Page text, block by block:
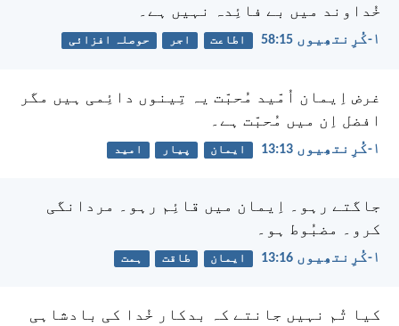
خُداوند میں بے فائِدہ نہیں ہے۔
۱-کُرِنتھِیوں 15:‏58 اطاعت اجر حوصلہ افزائی
غرض اِیمان اُمّید مُحبّت یہ تِینوں دائِمی ہیں مگر
افضل اِن میں مُحبّت ہے۔
۱-کُرِنتھِیوں 13:‏13 ایمان پیار امید
جاگتے رہو۔ اِیمان میں قائِم رہو۔ مردانگی
کرو۔ مضبُوط ہو۔
۱-کُرِنتھِیوں 16:‏13 ایمان طاقت ہمت
کیا تُم نہیں جانتے کہ بدکار خُدا کی بادشاہی